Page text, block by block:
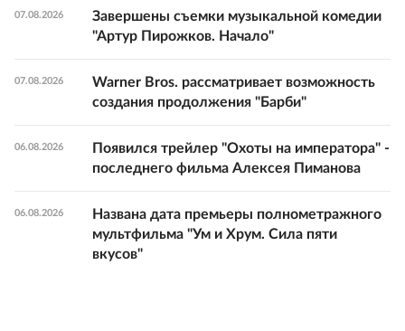
07.08.2026
Завершены съемки музыкальной комедии
"Артур Пирожков. Начало"
07.08.2026
Warner Bros. рассматривает возможность
создания продолжения "Барби"
06.08.2026
Появился трейлер "Охоты на императора" -
последнего фильма Алексея Пиманова
06.08.2026
Названа дата премьеры полнометражного
мультфильма "Ум и Хрум. Сила пяти
вкусов"